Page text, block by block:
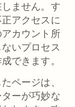
ません。す
アクセスに
カウント所
いプロセス
できます。
ページは、
ーが巧妙な